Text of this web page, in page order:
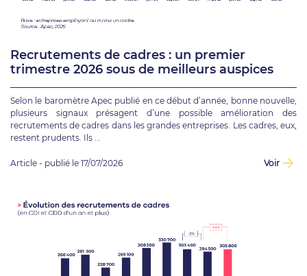
Recrutements de cadres : un premier
trimestre 2026 sous de meilleurs auspices
Selon le baromètre Apec publié en ce début d’année, bonne nouvelle,
plusieurs signaux présagent d’une possible amélioration des
recrutements de cadres dans les grandes entreprises. Les cadres, eux,
restent prudents. Ils ...
Article - publié le 17/07/2026 Voir